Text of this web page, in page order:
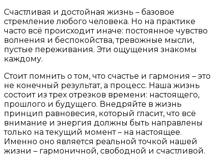
Счастливая и достойная жизнь – базовое
стремление любого человека. Но на практике
часто всё происходит иначе: постоянное чувство
волнения и беспокойства, тревожные мысли,
пустые переживания. Эти ощущения знакомы
каждому.
Стоит помнить о том, что счастье и гармония – это
не конечный результат, а процесс. Наша жизнь
состоит из трех отрезков времени: настоящего,
прошлого и будущего. Внедряйте в жизнь
принцип равновесия, который гласит, что всё
внимание и энергия должны быть направлены
только на текущий момент – на настоящее.
Именно оно является реальной точкой нашей
жизни – гармоничной, свободной и счастливой.